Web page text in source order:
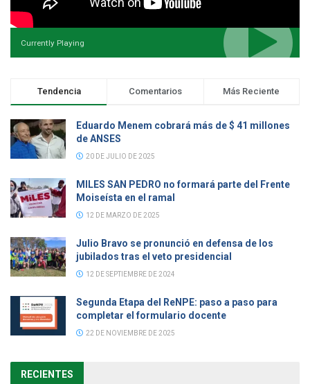
Currently Playing
Tendencia Comentarios Más Reciente
Eduardo Menem cobrará más de $ 41 millones
de ANSES
20 DE JULIO DE 2025
MILES SAN PEDRO no formará parte del Frente
Moiseísta en el ramal
12 DE MARZO DE 2025
Julio Bravo se pronunció en defensa de los
jubilados tras el veto presidencial
12 DE SEPTIEMBRE DE 2024
Segunda Etapa del ReNPE: paso a paso para
completar el formulario docente
22 DE NOVIEMBRE DE 2025
RECIENTES